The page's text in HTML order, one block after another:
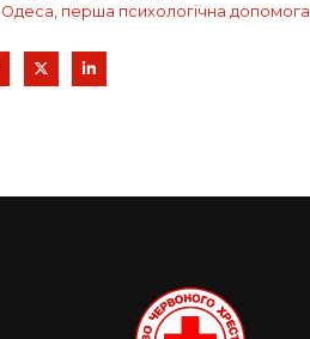
Одеса, перша психологічна допомога